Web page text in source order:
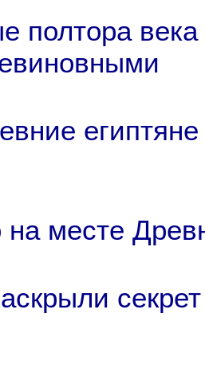
полтора
месте